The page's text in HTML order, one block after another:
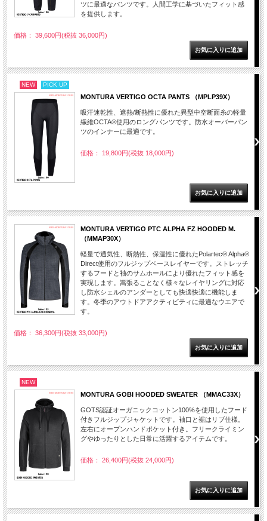
ツに最適なパンツです。人間工学に基づいたフィット感
を提供します。
価格： 39,600円(税抜 36,000円)
NEW PICK UP
MONTURA VERTIGO OCTA PANTS （MPLP39X）
吸汗速乾性、遮熱/断熱性に優れた異型中空断面糸の軽量
繊維OCTA®使用のロングパンツです。防水オーバーパン
ツのインナーに最適です。
価格： 19,800円(税抜 18,000円)
MONTURA VERTIGO PTC ALPHA FZ HOODED M.
（MMAP30X）
軽量で通気性、断熱性、保温性に優れたPolartec® Alpha®
Direct使用のフルジップベースレイヤーです。ストレッチ
するフードと袖のサムホールにより優れたフィット感を
実現します。嵩張ることなく様々なレイヤリングに対応
し防水シェルのアンダーとしても快適快適に機能しま
す。冬季のアウトドアアクティビティに最適なウエアで
す。
価格： 36,300円(税抜 33,000円)
NEW
MONTURA GOBI HOODED SWEATER （MMAC33X）
GOTS認証オーガニックコットン100%を使用したフード
付きフルジップジャケットです。袖口と裾はリブ仕様。
左右にオープンハンドポケット付き。フリークライミン
グやゆったりとした日常に活躍するアイテムです。
価格： 26,400円(税抜 24,000円)